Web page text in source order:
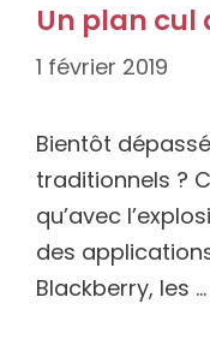
Un plan cul
1 février 2019
Bientôt
traditionnels ?
qu’avec
des
Blackberry, les …